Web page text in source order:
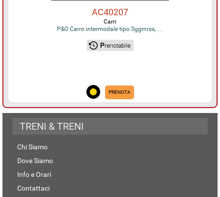
AC40207
Carri
P&O Carro intermodale tipo Sggmrss, …
PRENOTA
TRENI & TRENI
Chi Siamo
Dove Siamo
Info e Orari
Contattaci